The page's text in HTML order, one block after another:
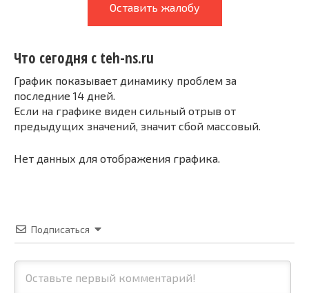
Оставить жалобу
Что сегодня с teh-ns.ru
График показывает динамику проблем за
последние 14 дней.
Если на графике виден сильный отрыв от
предыдущих значений, значит сбой массовый.
Нет данных для отображения графика.
Подписаться